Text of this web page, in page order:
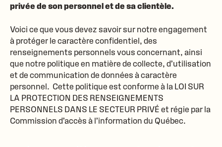
privée de son personnel et de sa clientèle.
Voici ce que vous devez savoir sur notre engagement
à protéger le caractère confidentiel, des
renseignements personnels vous concernant, ainsi
que notre politique en matière de collecte, d’utilisation
et de communication de données à caractère
personnel. Cette politique est conforme à la LOI SUR
LA PROTECTION DES RENSEIGNEMENTS
PERSONNELS DANS LE SECTEUR PRIVÉ et régie par la
Commission d’accès à l’information du Québec.